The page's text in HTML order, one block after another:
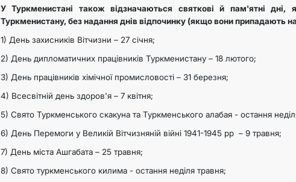
У Туркменистані також відзначаються святкові й пам'ятні дні,
Туркменистану, без надання днів відпочинку (якщо вони припадають на
1) День захисників Вітчизни – 27 січня;
2) День дипломатичних працівників Туркменистану – 18 лютого;
3) День працівників хімічної промисловості – 31 березня;
4) Всесвітній день здоров'я – 7 квітня;
5) Свято Туркменського скакуна та Туркменського алабая - остання
6) День Перемоги у Великій Вітчизняній війні 1941-1945 рр – 9 травня;
7) День міста Ашгабата – 25 травня;
8) Свято туркменського килима - остання неділя травня;